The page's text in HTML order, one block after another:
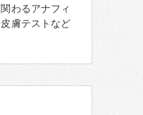
わるアナフィ
膚テストなど